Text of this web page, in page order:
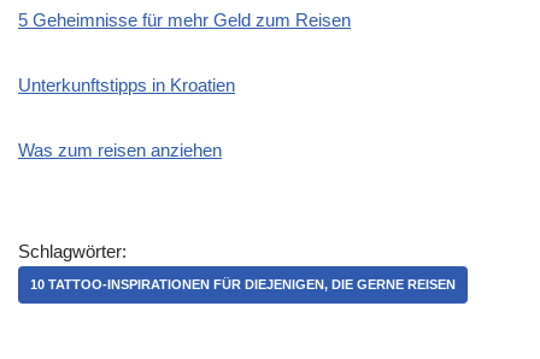
5 Geheimnisse für mehr Geld zum Reisen
Unterkunftstipps in Kroatien
Was zum reisen anziehen
Schlagwörter:
10 TATTOO-INSPIRATIONEN FÜR DIEJENIGEN, DIE GERNE REISEN